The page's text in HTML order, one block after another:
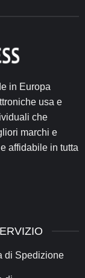
in Europa
usa e
che
marchi e
affidabile in tutta
di Spedizione